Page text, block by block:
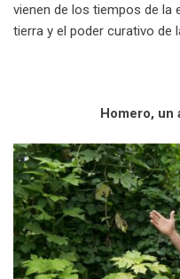
vienen de los tiempos de
tierra y el poder curativo de
Homero, un